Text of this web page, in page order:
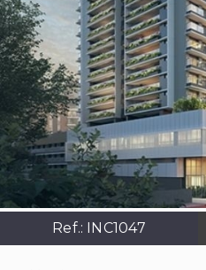
Ref.: INC1047